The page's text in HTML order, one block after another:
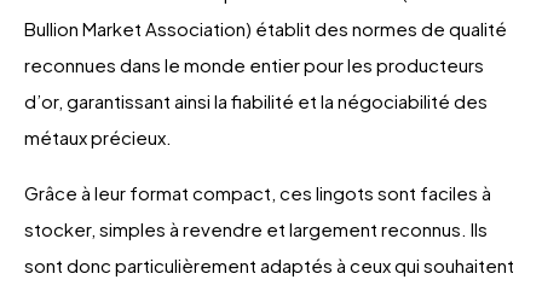
Bullion Market Association) établit des normes de qualité
reconnues dans le monde entier pour les producteurs
d’or, garantissant ainsi la fiabilité et la négociabilité des
métaux précieux.
Grâce à leur format compact, ces lingots sont faciles à
stocker, simples à revendre et largement reconnus. Ils
sont donc particulièrement adaptés à ceux qui souhaitent